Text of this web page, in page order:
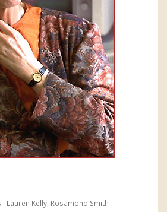
Lauren Kelly, Rosamond Smith